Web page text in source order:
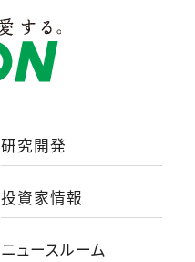
研究開発
投資家情報
ニュースルーム